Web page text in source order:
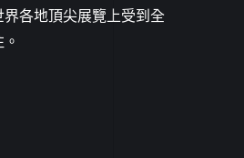
各地頂尖展覽上受到全